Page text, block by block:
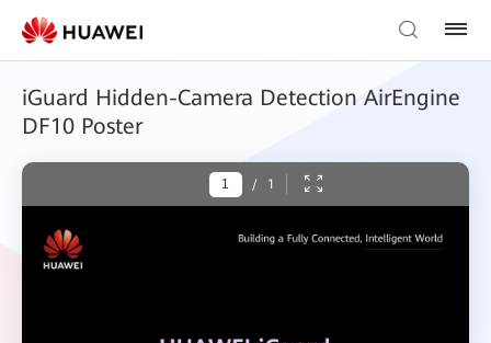
iGuard Hidden-Camera Detection AirEngine
DF10 Poster
/ 1